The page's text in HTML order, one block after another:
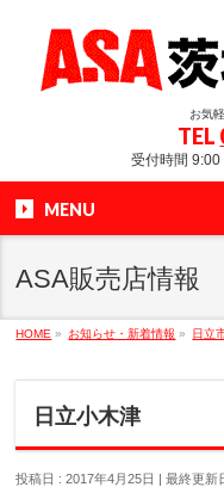
お気
TEL
受付時間 9:00
MENU
ASA販売店情報
HOME » お知らせ・新着情報 » 日立
日立小木津
投稿日 : 2017年4月25日 最終更新